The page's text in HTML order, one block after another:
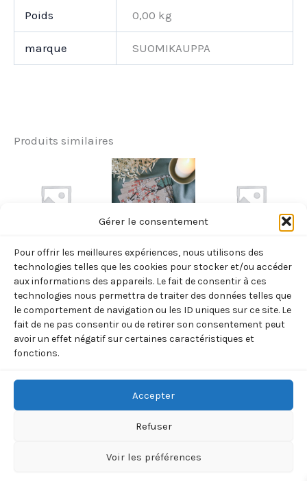
Gérer le consentement
Pour offrir les meilleures expériences, nous utilisons des
technologies telles que les cookies pour stocker et/ou accéder
aux informations des appareils. Le fait de consentir à ces
technologies nous permettra de traiter des données telles que
le comportement de navigation ou les ID uniques sur ce site. Le
fait de ne pas consentir ou de retirer son consentement peut
avoir un effet négatif sur certaines caractéristiques et
fonctions.
Accepter
Refuser
Voir les préférences
Poids 0,00 kg
marque SUOMIKAUPPA
Produits similaires
EPICERIE
CARAMEL À
L’ÉRABLE DORÉ
– 265G
13,00€ TTC
au
EPICERIE
SERVIETTES
MOMMIN
GRISES
8,50€ TTC
au
panier
EPICERIE
CONFITURE
CORNOUILLER
3,00
panier